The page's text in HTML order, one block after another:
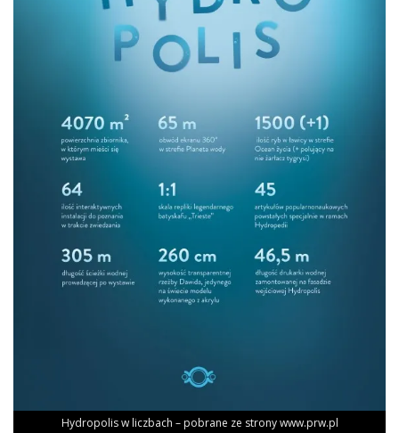
Hydro­po­lis w licz­bach – pobra­ne ze stro­ny www.prw.pl